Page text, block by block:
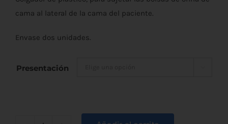
cama al lateral de la cama del paciente.
Envase dos unidades.
Presentación